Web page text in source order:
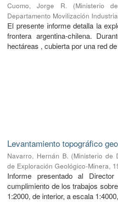
Cuomo, Jorge R. (Ministerio
Departamento Movilización
El presente informe detalla la
frontera argentina-chilena.
hectáreas , cubierta por una red
Levantamiento topográfico
Navarro, Hernán B. (Ministerio de
de Exploración Geológico-Minera,
Informe presentado al
cumplimiento de los trabajos
1:2000, de interior, a escala